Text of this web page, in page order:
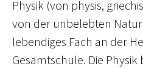
Physik (von physis,
von der unbelebten
lebendiges Fach an der
Gesamtschule. Die Physik